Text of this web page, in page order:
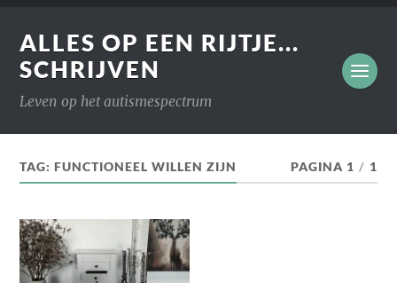
ALLES OP EEN RIJTJE...
SCHRIJVEN
Leven op het autismespectrum
TAG:FUNCTIONEEL WILLEN ZIJN PAGINA 1 / 1